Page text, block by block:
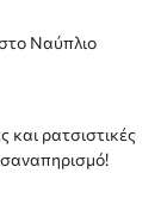
Ναύπλιο
και ρατσιστικές